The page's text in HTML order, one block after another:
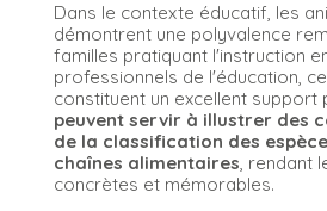
Dans le contexte éducatif, les
démontrent une polyvalence
familles pratiquant l'instruction
professionnels de l'éducation,
constituent un excellent support
peuvent servir à illustrer des
de la classification des
chaînes alimentaires, rendant
concrètes et mémorables.